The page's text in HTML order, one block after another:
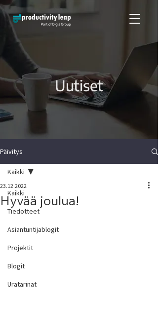
Uutiset
Päivitys
Kaikki
Tiedotteet
Asiantuntijablogit
Projektit
Blogit
Uratarinat
Kaikki
Hyvää joulua!
23.12.2022